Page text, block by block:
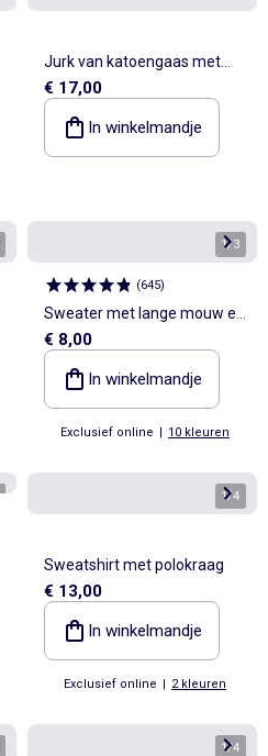
Jurk van katoengaas met
ruches bij de armsgaten
€ 17,00
In winkelmandje
1/3
(645)
Sweater met lange mouw en
print
€ 8,00
In winkelmandje
Exclusief online | 10 kleuren
1/4
Sweatshirt met polokraag
€ 13,00
In winkelmandje
Exclusief online | 2 kleuren
1/4